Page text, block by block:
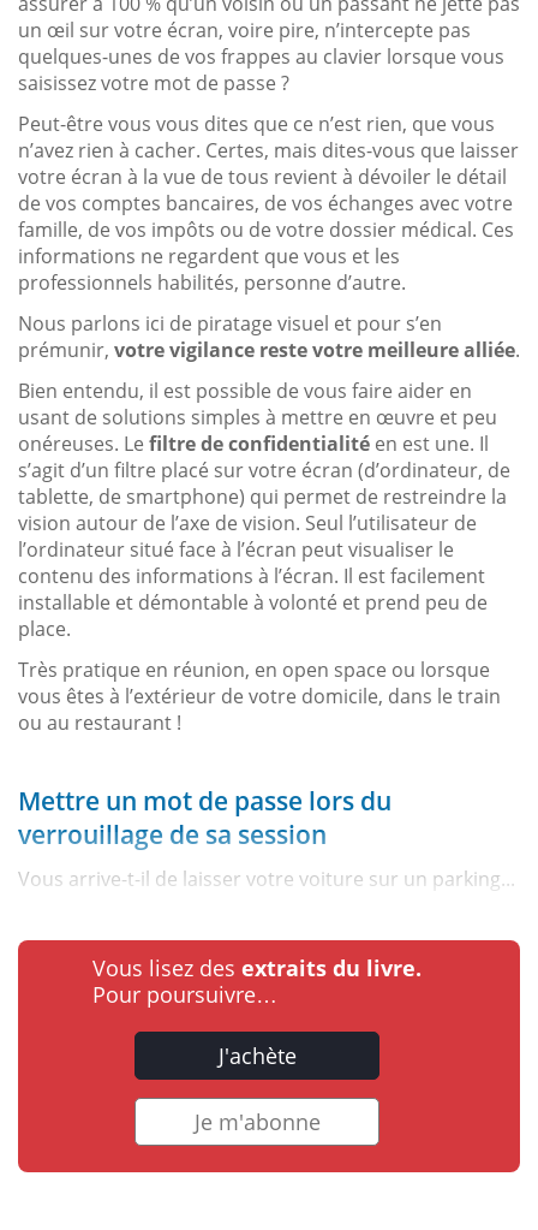
un œil sur votre écran, voire pire, n’intercepte pas
quelques-unes de vos frappes au clavier lorsque vous
saisissez votre mot de passe ?
Peut-être vous vous dites que ce n’est rien, que vous
n’avez rien à cacher. Certes, mais dites-vous que laisser
votre écran à la vue de tous revient à dévoiler le détail
de vos comptes bancaires, de vos échanges avec votre
famille, de vos impôts ou de votre dossier médical. Ces
informations ne regardent que vous et les
professionnels habilités, personne d’autre.
Nous parlons ici de piratage visuel et pour s’en
prémunir, votre vigilance reste votre meilleure alliée.
Bien entendu, il est possible de vous faire aider en
usant de solutions simples à mettre en œuvre et peu
onéreuses. Le filtre de confidentialité en est une. Il
s’agit d’un filtre placé sur votre écran (d’ordinateur, de
tablette, de smartphone) qui permet de restreindre la
vision autour de l’axe de vision. Seul l’utilisateur de
l’ordinateur situé face à l’écran peut visualiser le
contenu des informations à l’écran. Il est facilement
installable et démontable à volonté et prend peu de
place.
Très pratique en réunion, en open space ou lorsque
vous êtes à l’extérieur de votre domicile, dans le train
ou au restaurant !
Mettre un mot de passe lors du
verrouillage de sa session
Vous arrive-t-il de laisser votre voiture sur un parking...
Vous lisez des extraits du livre.
Pour poursuivre…
J'achète
Je m'abonne